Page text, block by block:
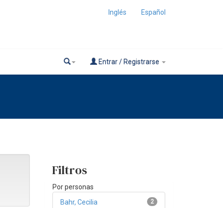
Inglés Español
Entrar / Registrarse
Filtros
Por personas
2
Bahr, Cecilia